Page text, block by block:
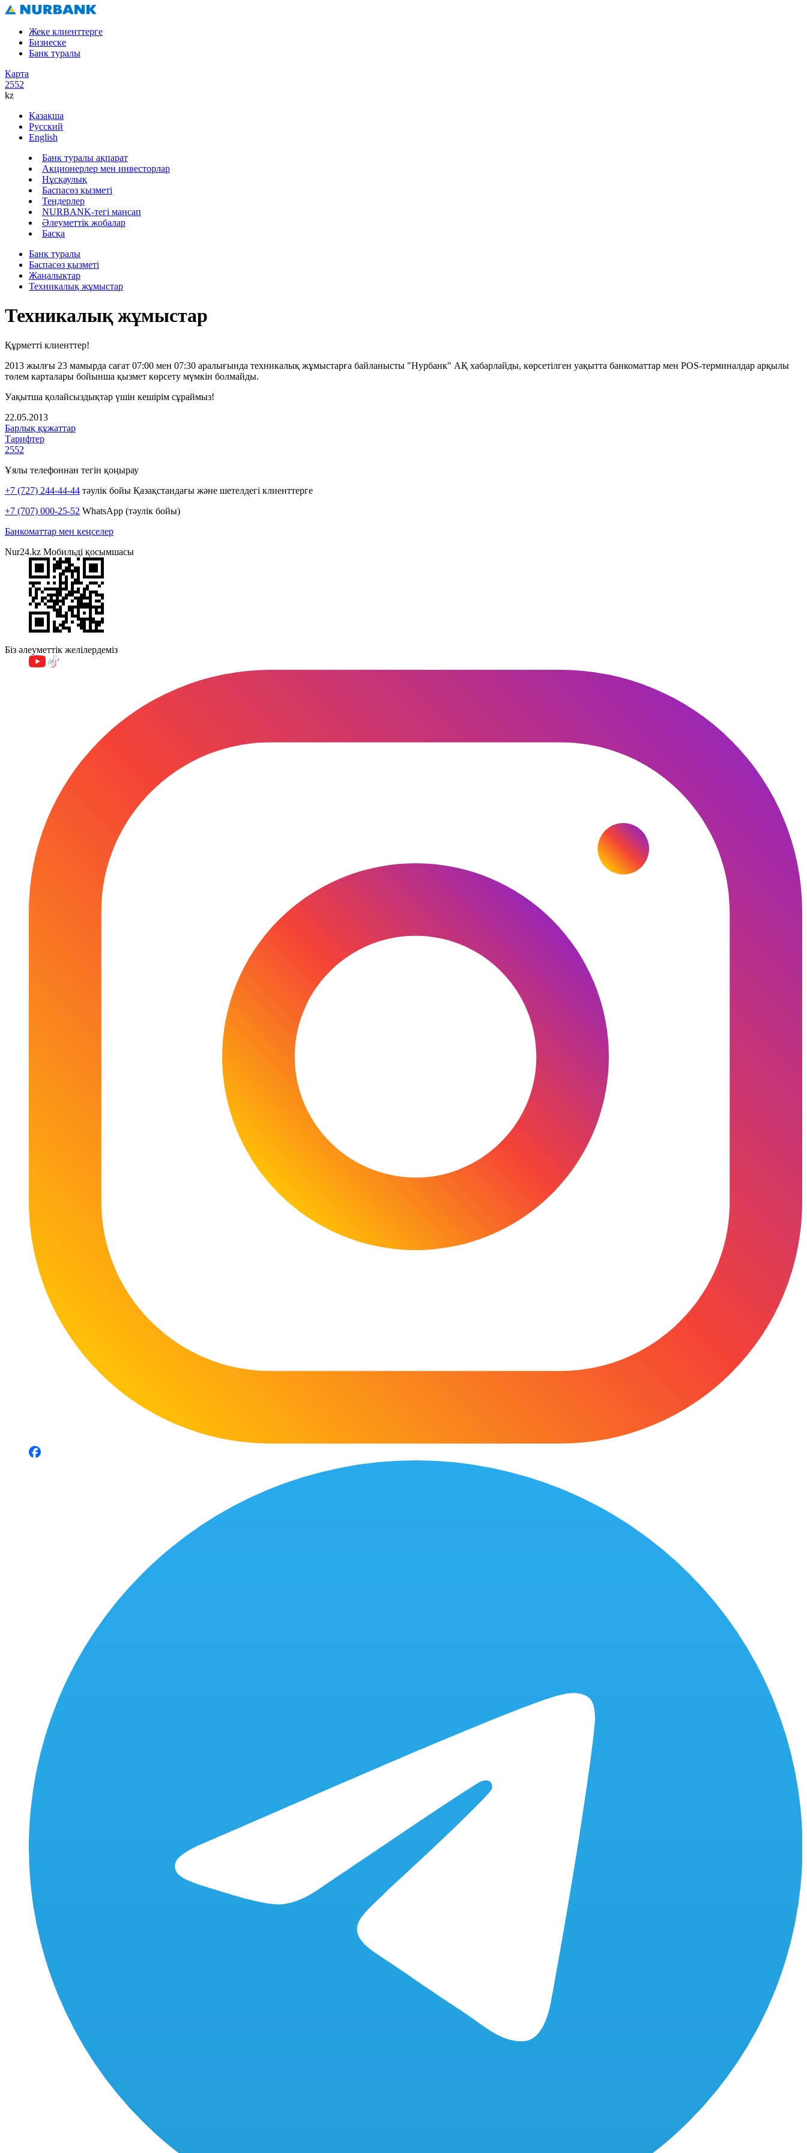
Жеке клиенттерге
Бизнеске
Банк туралы
Карта
2552
kz
Қазақша
Русский
English
Банк туралы ақпарат
Акционерлер мен инвесторлар
Нұсқаулық
Баспасөз қызметі
Тендерлер
NURBANK-тегі мансап
Әлеуметтік жобалар
Басқа
Банк туралы
Баспасөз қызметі
Жаңалықтар
Техникалық жұмыстар
Техникалық жұмыстар
Құрметті клиенттер!
2013 жылғы 23 мамырда сағат 07:00 мен 07:30 аралығында техникалық жұмыстарға байланысты "Нурбанк" АҚ хабарлайды, көрсетілген уақытта банкоматтар мен POS-терминалдар арқылы
төлем карталары бойынша қызмет көрсету мүмкін болмайды.
Уақытша қолайсыздықтар үшін кешірім сұраймыз!
22.05.2013
Барлық құжаттар
Тарифтер
2552
Ұялы телефоннан тегін қоңырау
+7 (727) 244-44-44 тәулік бойы Қазақстандағы және шетелдегі клиенттерге
+7 (707) 000-25-52 WhatsApp (тәулік бойы)
Банкоматтар мен кеңселер
Nur24.kz Мобильді қосымшасы
Біз әлеуметтік желілердеміз